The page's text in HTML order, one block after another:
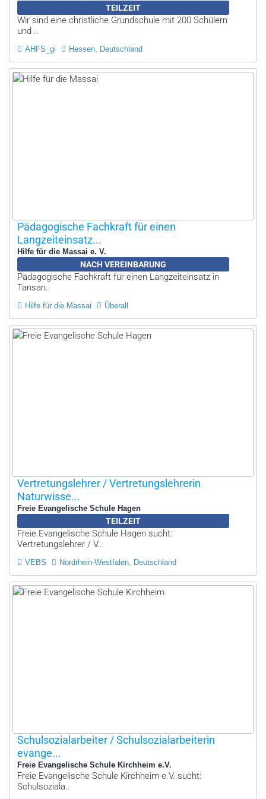
TEILZEIT
Wir sind eine christliche Grundschule mit 200 Schülern
und ..
AHFS_gi Hessen, Deutschland
Pädagogische Fachkraft für einen
Langzeiteinsatz...
Hilfe für die Massai e. V.
NACH VEREINBARUNG
Pädagogische Fachkraft für einen Langzeiteinsatz in
Tansan..
Hilfe für die Massai Überall
Vertretungslehrer / Vertretungslehrerin
Naturwisse...
Freie Evangelische Schule Hagen
TEILZEIT
Freie Evangelische Schule Hagen sucht:
Vertretungslehrer / V..
VEBS Nordrhein-Westfalen, Deutschland
Schulsozialarbeiter / Schulsozialarbeiterin
evange...
Freie Evangelische Schule Kirchheim e.V.
Freie Evangelische Schule Kirchheim e.V. sucht:
Schulsoziala..